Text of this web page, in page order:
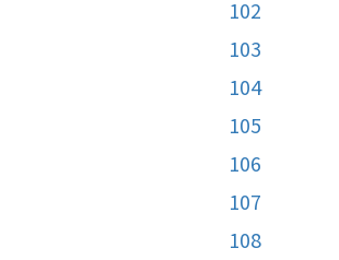
102
103
104
105
106
107
108